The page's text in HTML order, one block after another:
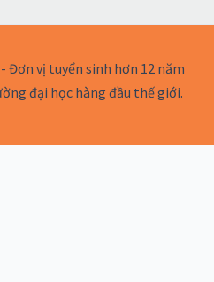
Đơn vị tuyển sinh hơn 12 năm
đại học hàng đầu thế giới.